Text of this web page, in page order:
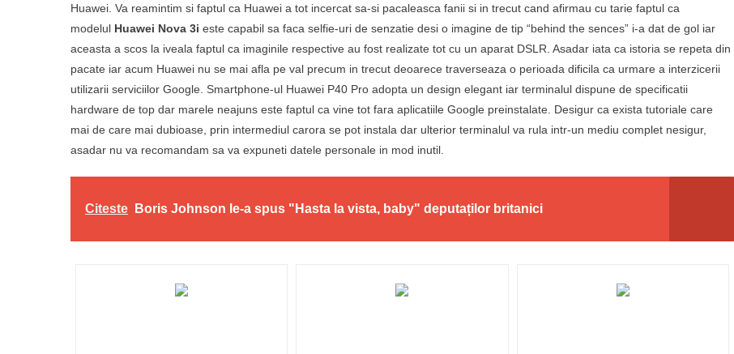
Huawei. Va reamintim si faptul ca Huawei a tot incercat sa-si pacaleasca fanii si in trecut cand afirmau cu tarie faptul ca
modelul Huawei Nova 3i este capabil sa faca selfie-uri de senzatie desi o imagine de tip “behind the sences” i-a dat de gol iar
aceasta a scos la iveala faptul ca imaginile respective au fost realizate tot cu un aparat DSLR. Asadar iata ca istoria se repeta din
pacate iar acum Huawei nu se mai afla pe val precum in trecut deoarece traverseaza o perioada dificila ca urmare a interzicerii
utilizarii serviciilor Google. Smartphone-ul Huawei P40 Pro adopta un design elegant iar terminalul dispune de specificatii
hardware de top dar marele neajuns este faptul ca vine tot fara aplicatiile Google preinstalate. Desigur ca exista tutoriale care
mai de care mai dubioase, prin intermediul carora se pot instala dar ulterior terminalul va rula intr-un mediu complet nesigur,
asadar nu va recomandam sa va expuneti datele personale in mod inutil.
Citeste Boris Johnson le-a spus "Hasta la vista, baby" deputaților britanici